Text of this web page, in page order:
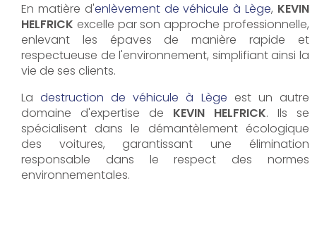
En matière d'enlèvement de véhicule à Lège, KEVIN
HELFRICK excelle par son approche professionnelle,
enlevant les épaves de manière rapide et
respectueuse de l'environnement, simplifiant ainsi la
vie de ses clients.
Ladestruction de véhicule à Lège est un autre
domaine d'expertise de KEVIN HELFRICK. Ils se
spécialisent dans le démantèlement écologique
des voitures, garantissant une élimination
responsable dans le respect des normes
environnementales.